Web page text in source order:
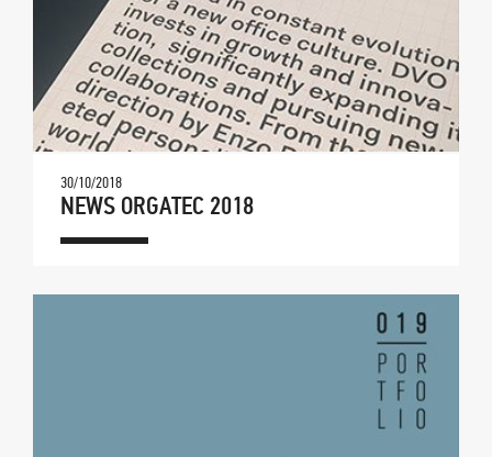
30/10/2018
NEWS ORGATEC 2018